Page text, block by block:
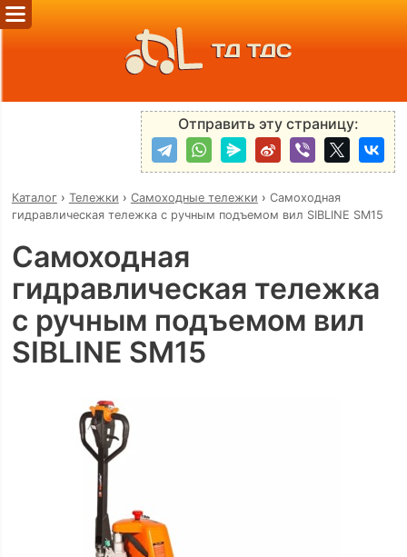
ТД ТДС
Отправить эту страницу:
Каталог› Тележки › Самоходные тележки › Самоходная
гидравлическая тележка с ручным подъемом вил SIBLINE SM15
Самоходная
гидравлическая тележка
с ручным подъемом вил
SIBLINE SM15